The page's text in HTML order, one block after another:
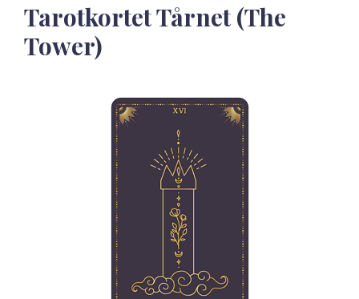
Tarotkortet Tårnet (The
Tower)